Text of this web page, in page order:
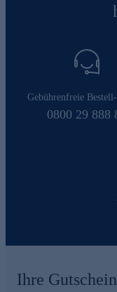
Gebührenfreie
0800 29 888
Ihre